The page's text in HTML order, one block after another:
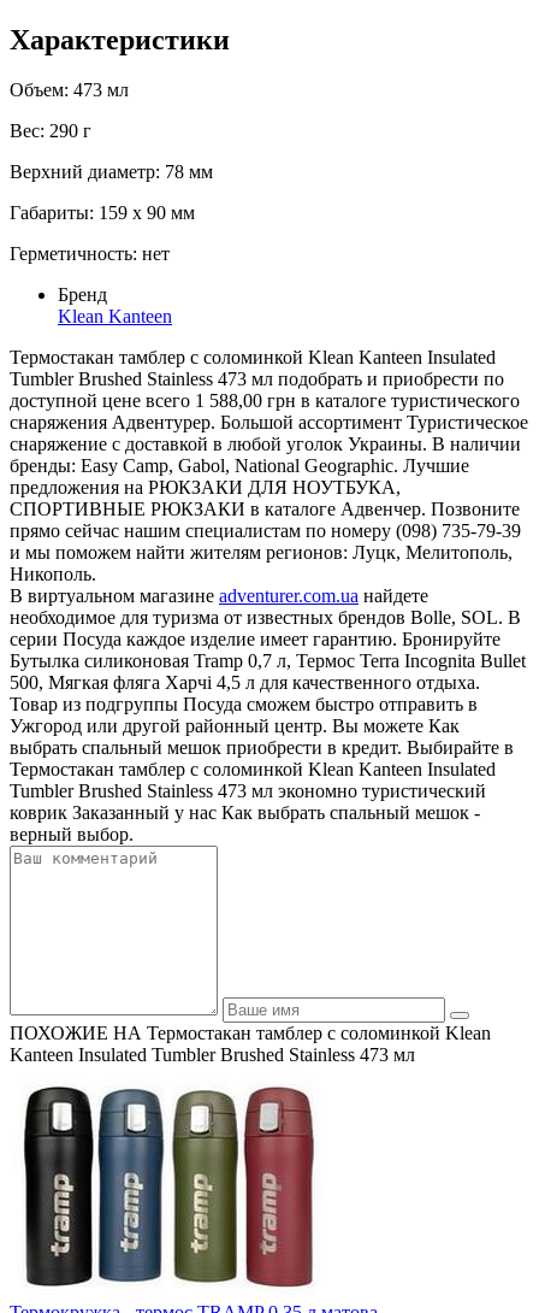
Характеристики
Объем: 473 мл
Вес: 290 г
Верхний диаметр: 78 мм
Габариты: 159 x 90 мм
Герметичность: нет
Бренд
Klean Kanteen
Термостакан тамблер с соломинкой Klean Kanteen Insulated
Tumbler Brushed Stainless 473 мл подобрать и приобрести по
доступной цене всего 1 588,00 грн в каталоге туристического
снаряжения Адвентурер. Большой ассортимент Туристическое
снаряжение с доставкой в любой уголок Украины. В наличии
бренды: Easy Camp, Gabol, National Geographic. Лучшие
предложения на РЮКЗАКИ ДЛЯ НОУТБУКА,
СПОРТИВНЫЕ РЮКЗАКИ в каталоге Адвенчер. Позвоните
прямо сейчас нашим специалистам по номеру (098) 735-79-39
и мы поможем найти жителям регионов: Луцк, Мелитополь,
Никополь.
В виртуальном магазине adventurer.com.ua найдете
необходимое для туризма от известных брендов Bolle, SOL. В
серии Посуда каждое изделие имеет гарантию. Бронируйте
Бутылка силиконовая Tramp 0,7 л, Термос Terra Incognita Bullet
500, Мягкая фляга Харчі 4,5 л для качественного отдыха.
Товар из подгруппы Посуда сможем быстро отправить в
Ужгород или другой районный центр. Вы можете Как
выбрать спальный мешок приобрести в кредит. Выбирайте в
Термостакан тамблер с соломинкой Klean Kanteen Insulated
Tumbler Brushed Stainless 473 мл экономно туристический
коврик Заказанный у нас Как выбрать спальный мешок -
верный выбор.
ПОХОЖИЕ НА Термостакан тамблер с соломинкой Klean
Kanteen Insulated Tumbler Brushed Stainless 473 мл